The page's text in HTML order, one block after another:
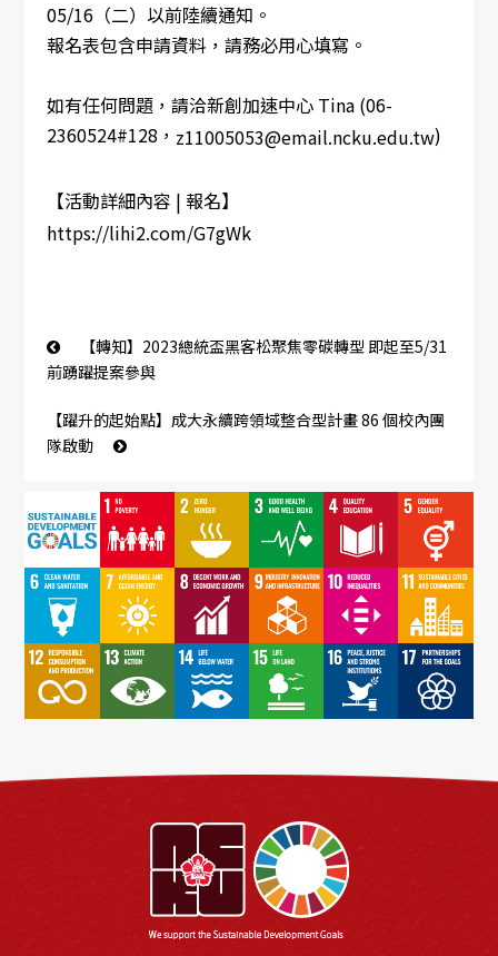
05/16（二）以前陸續通知。
報名表包含申請資料，請務必用心填寫。
如有任何問題，請洽新創加速中心 Tina (06-
2360524#128， z11005053@email.ncku.edu.tw)
【活動詳細內容 | 報名】
https://lihi2.com/G7gWk
【轉知】2023總統盃黑客松聚焦零碳轉型 即起至5/31
前踴躍提案參與
【躍升的起始點】成大永續跨領域整合型計畫 86 個校內團
隊啟動